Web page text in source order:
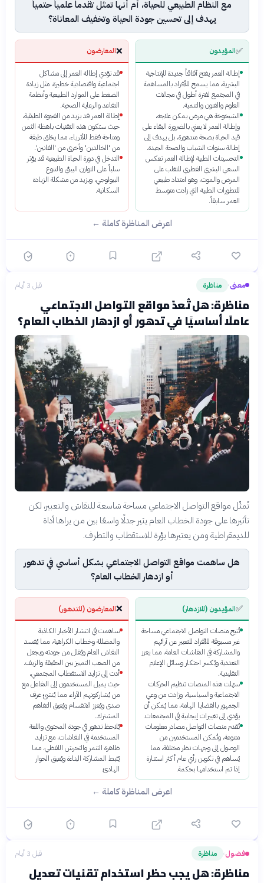
مع النظام الطبيعي للحياة، أم أنها تمثل تقدماً علمياً حتمياً
يهدف إلى تحسين جودة الحياة وتخفيف المعاناة؟
✅المؤيدون
إطالة العمر يفتح آفاقاً جديدة للإنتاجية
البشرية، مما يسمح للأفراد بالمساهمة
في المجتمع لفترة أطول في مجالات
العلوم والفنون والتنمية.
الشيخوخة هي مرض يمكن علاجه،
وإطالة العمر لا يعني بالضرورة البقاء على
قيد الحياة بصحة متدهورة، بل يهدف إلى
إطالة سنوات الشباب والصحة الجيدة.
التحسينات الطبية لإطالة العمر تعكس
السعي البشري الفطري للتغلب على
المرض والموت، وهو امتداد طبيعي
للتطورات الطبية التي زادت متوسط
العمر سابقاً.
❌المعارضون
قد تؤدي إطالة العمر إلى مشاكل
اجتماعية واقتصادية خطيرة، مثل زيادة
الضغط على الموارد الطبيعية وأنظمة
التقاعد والرعاية الصحية.
إطالة العمر قد يزيد من الفجوة الطبقية،
حيث ستكون هذه التقنيات باهظة الثمن
ومتاحة فقط للأثرياء، مما يخلق طبقة
من 'الخالدين' وأخرى من 'الفانين'.
التدخل في دورة الحياة الطبيعية قد يؤثر
سلباً على التوازن البيئي والتنوع
البيولوجي، ويزيد من مشكلة الزيادة
السكانية.
اعرض المناظرة كاملة ←
معنى› مناظرة قبل 3 أيام
مناظرة: هل تُعدّ مواقع التواصل الاجتماعي
عاملًا أساسيًا في تدهور أو ازدهار الخطاب العام؟
تُمثّل مواقع التواصل الاجتماعي مساحة شاسعة للنقاش والتعبير، لكن
تأثيرها على جودة الخطاب العام يثير جدلًا واسعًا بين من يراها أداة
للديمقراطية ومن يعتبرها بؤرة للاستقطاب والتطرف.
هل ساهمت مواقع التواصل الاجتماعي بشكل أساسي في تدهور
أو ازدهار الخطاب العام؟
✅المؤيدون (للازدهار)
تُتيح منصات التواصل الاجتماعي مساحة
غير مسبوقة للأفراد للتعبير عن آرائهم
والمشاركة في النقاشات العامة، مما يعزز
التعددية ويُكسر احتكار وسائل الإعلام
التقليدية.
سهّلت هذه المنصات تنظيم الحركات
الاجتماعية والسياسية، وزادت من وعي
الجمهور بالقضايا الهامة، مما يُمكن أن
يؤدي إلى تغييرات إيجابية في المجتمعات.
تُقدم منصات التواصل مصادر معلومات
متنوعة، وتُمكن المستخدمين من
الوصول إلى وجهات نظر مختلفة، مما
يُساهم في تكوين رأي عام أكثر استنارة
إذا تم استخدامها بحكمة.
❌المعارضون (للتدهور)
ساهمت في انتشار الأخبار الكاذبة
والمضللة وخطاب الكراهية، مما يُفسد
النقاش العام ويُقلل من جودته ويجعل
من الصعب التمييز بين الحقيقة والزيف.
أدت إلى تزايد الاستقطاب المجتمعي،
حيث يميل المستخدمون إلى التفاعل مع
من يُشاركونهم الآراء، مما يُنشئ غرف
صدى ويُعزز الانقسام ويُعيق التفاهم
المشترك.
يُلاحظ تدهور في جودة المحتوى واللغة
المستخدمة في النقاشات، مع تزايد
ظاهرة التنمر والتحرش اللفظي، مما
يُثبط المشاركة البناءة ويُعيق الحوار
الهادئ.
اعرض المناظرة كاملة ←
فضول› مناظرة قبل 3 أيام
مناظرة: هل يجب حظر استخدام تقنيات تعديل